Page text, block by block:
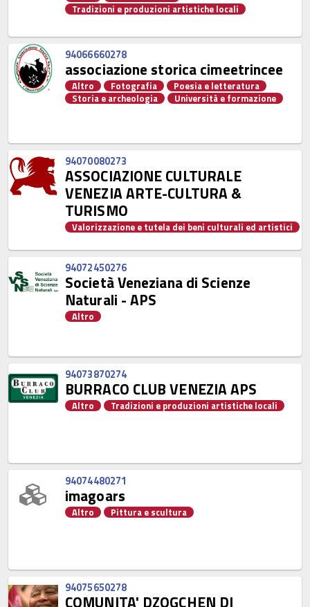
Tradizioni e produzioni artistiche locali
94066660278
associazione storica cimeetrincee
Altro Fotografia
Poesia e letteratura
Storia e archeologia
Università e formazione
94070080273
ASSOCIAZIONE CULTURALE
VENEZIA ARTE-CULTURA &
TURISMO
Valorizzazione e tutela dei beni culturali ed artistici
94072450276
Società Veneziana di Scienze
Naturali - APS
Altro
94073870274
BURRACO CLUB VENEZIA APS
Altro Tradizioni e produzioni artistiche locali
94074480271
imagoars
Altro Pittura e scultura
94075650278
COMUNITA' DZOGCHEN DI